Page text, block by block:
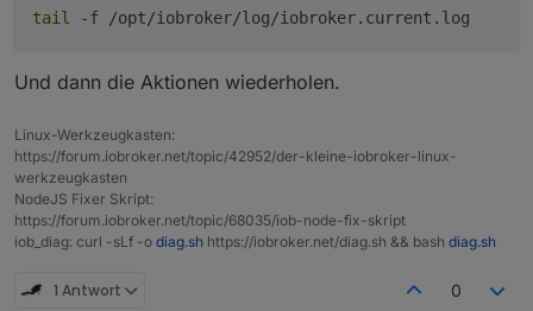
tail -f /opt/iobroker/log/iobroker.current.log
Und dann die Aktionen wiederholen.
Linux-Werkzeugkasten:
https://forum.iobroker.net/topic/42952/der-kleine-iobroker-linux-
werkzeugkasten
NodeJS Fixer Skript:
https://forum.iobroker.net/topic/68035/iob-node-fix-skript
iob_diag: curl -sLf -o diag.sh https://iobroker.net/diag.sh && bash diag.sh
1 Antwort 0